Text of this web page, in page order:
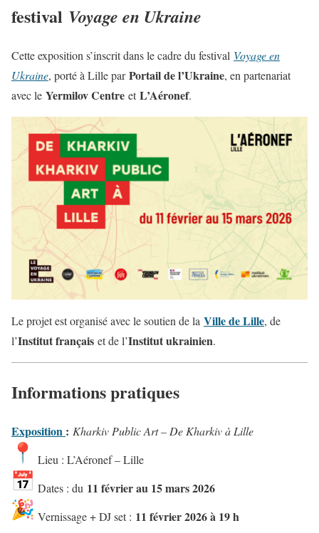
festival Voyage en Ukraine
Cette exposition s’inscrit dans le cadre du festival Voyage en
Ukraine, porté à Lille parPortail de l’Ukraine, en partenariat
avec le Yermilov Centre etL’Aéronef.
Le projet est organisé avec le soutien de la Ville de Lille, de
l’Institut français et de l’Institut ukrainien.
Informations pratiques
Exposition : Kharkiv Public Art – De Kharkiv à Lille
Lieu : L’Aéronef – Lille
Dates : du 11 février au 15 mars 2026
Vernissage + DJ set : 11 février 2026 à 19 h